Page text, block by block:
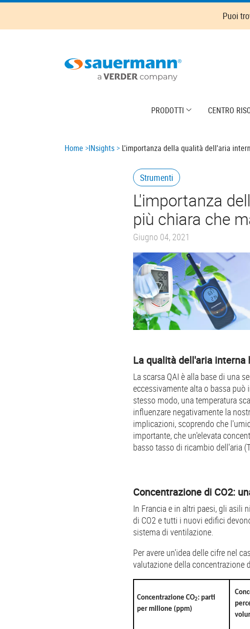
Skip
main
Puoi
PRODOTTI CENTRO
Breadcrumb
Home INsights L'importanza della qualità dell'aria
Strumenti
L'importanza
più chiara che
Giugno 04, 2021
La qualità dell'aria
La scarsa QAI è alla base di una
eccessivamente alta o bassa può
stesso modo, una temperatura
influenzare negativamente la
implicazioni, scoprendo che
importante, che un'elevata
basso tasso di ricambio dell'aria
Concentrazione di CO2:
In Francia e in altri paesi, gli asili
di CO2 e tutti i nuovi edifici
sistema di ventilazione.
Per avere un'idea delle cifre nel
valutazione della concentrazione
Concentrazione CO2: parti
per milione (ppm)